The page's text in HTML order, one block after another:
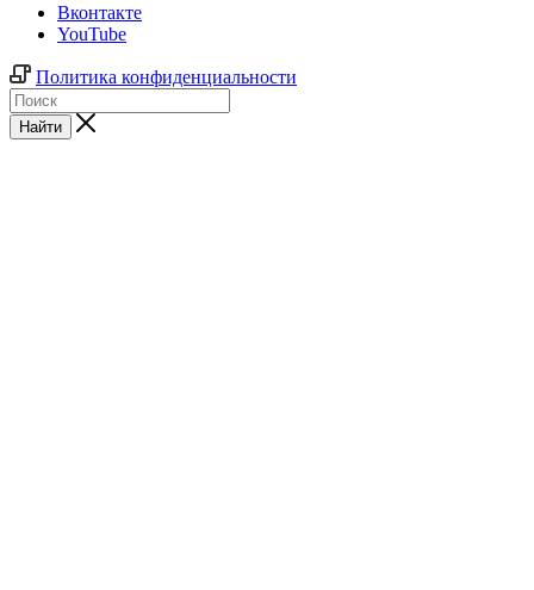
Вконтакте
YouTube
Политика конфиденциальности
Найти